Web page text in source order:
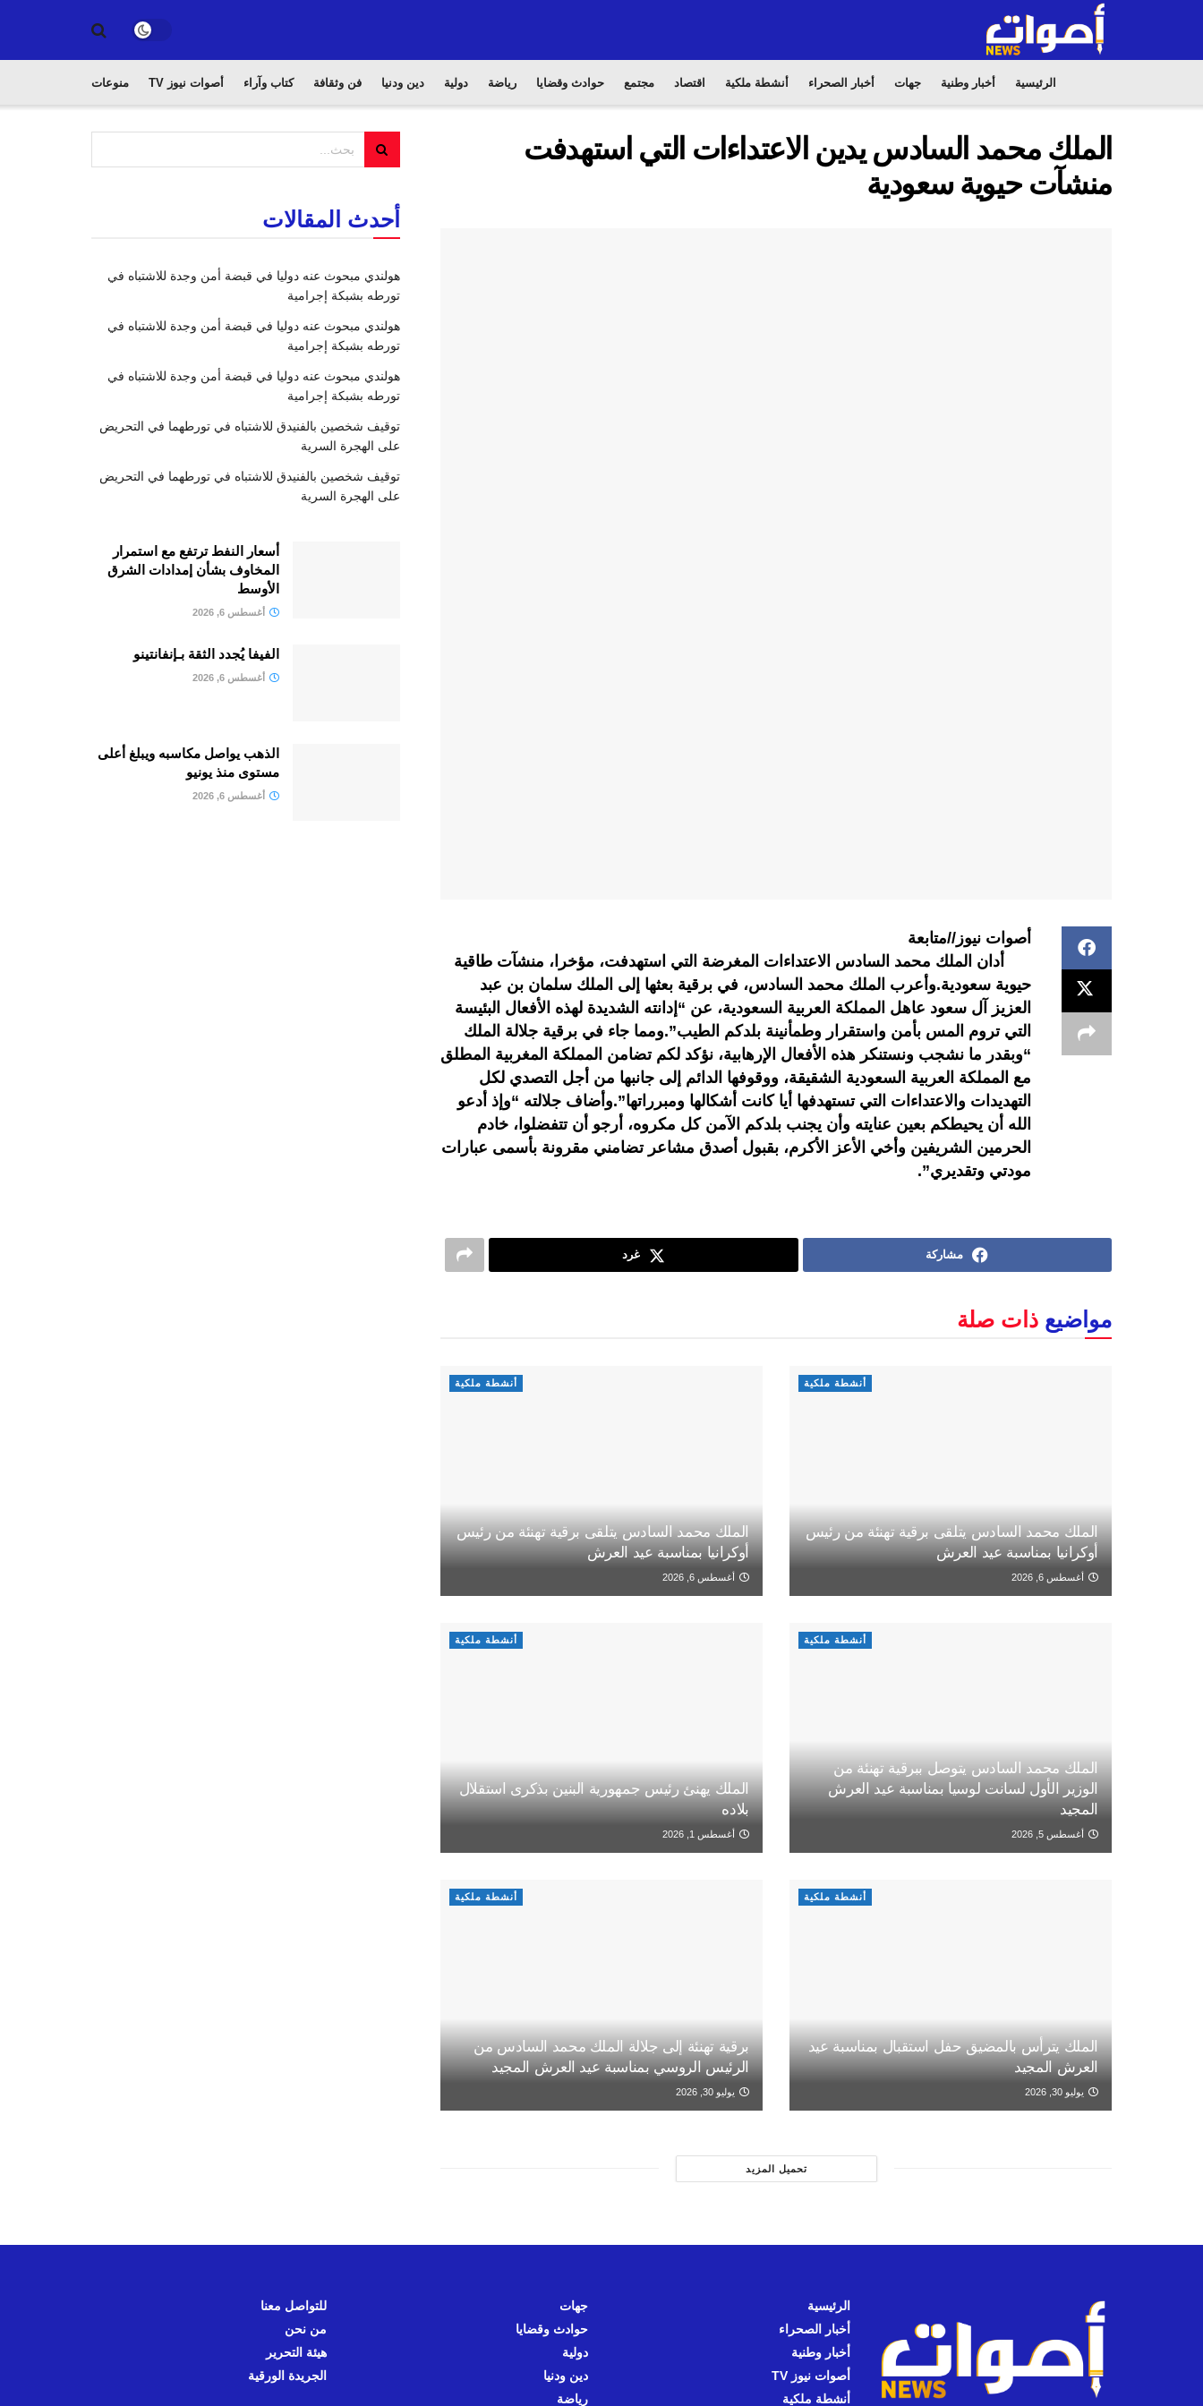
الرئيسية أخبار وطنية جهات أخبار الصحراء أنشطة ملكية اقتصاد مجتمع حوادث وقضايا رياضة دولية دين ودنيا فن وثقافة كتاب وآراء أصوات نيوز TV منوعات
الملك محمد السادس يدين الاعتداءات التي استهدفت
منشآت حيوية سعودية
أصوات نيوز//متابعة
أدان الملك محمد السادس الاعتداءات المغرضة التي استهدفت، مؤخرا، منشآت طاقية
حيوية سعودية.وأعرب الملك محمد السادس، في برقية بعثها إلى الملك سلمان بن عبد
العزيز آل سعود عاهل المملكة العربية السعودية، عن “إدانته الشديدة لهذه الأفعال البئيسة
التي تروم المس بأمن واستقرار وطمأنينة بلدكم الطيب”.ومما جاء في برقية جلالة الملك
“وبقدر ما نشجب ونستنكر هذه الأفعال الإرهابية، نؤكد لكم تضامن المملكة المغربية المطلق
مع المملكة العربية السعودية الشقيقة، ووقوفها الدائم إلى جانبها من أجل التصدي لكل
التهديدات والاعتداءات التي تستهدفها أيا كانت أشكالها ومبرراتها”.وأضاف جلالته “وإذ أدعو
الله أن يحيطكم بعين عنايته وأن يجنب بلدكم الآمن كل مكروه، أرجو أن تتفضلوا، خادم
الحرمين الشريفين وأخي الأعز الأكرم، بقبول أصدق مشاعر تضامني مقرونة بأسمى عبارات
مودتي وتقديري”.
مشاركة غرد
مواضيع ذات صلة
أنشطة ملكية
الملك محمد السادس يتلقى برقية تهنئة من رئيس
أوكرانيا بمناسبة عيد العرش
أغسطس 6, 2026
أنشطة ملكية
الملك محمد السادس يتلقى برقية تهنئة من رئيس
أوكرانيا بمناسبة عيد العرش
أغسطس 6, 2026
أنشطة ملكية
الملك محمد السادس يتوصل ببرقية تهنئة من
الوزير الأول لسانت لوسيا بمناسبة عيد العرش
المجيد
أغسطس 5, 2026
أنشطة ملكية
الملك يهنئ رئيس جمهورية البنين بذكرى استقلال
بلاده
أغسطس 1, 2026
أنشطة ملكية
الملك يترأس بالمضيق حفل استقبال بمناسبة عيد
العرش المجيد
يوليو 30, 2026
أنشطة ملكية
برقية تهنئة إلى جلالة الملك محمد السادس من
الرئيس الروسي بمناسبة عيد العرش المجيد
يوليو 30, 2026
تحميل المزيد
أحدث المقالات
هولندي مبحوث عنه دوليا في قبضة أمن وجدة للاشتباه في
تورطه بشبكة إجرامية
هولندي مبحوث عنه دوليا في قبضة أمن وجدة للاشتباه في
تورطه بشبكة إجرامية
هولندي مبحوث عنه دوليا في قبضة أمن وجدة للاشتباه في
تورطه بشبكة إجرامية
توقيف شخصين بالفنيدق للاشتباه في تورطهما في التحريض
على الهجرة السرية
توقيف شخصين بالفنيدق للاشتباه في تورطهما في التحريض
على الهجرة السرية
أسعار النفط ترتفع مع استمرار
المخاوف بشأن إمدادات الشرق
الأوسط
أغسطس 6, 2026
الفيفا يُجدد الثقة بـإنفانتينو
أغسطس 6, 2026
الذهب يواصل مكاسبه ويبلغ أعلى
مستوى منذ يونيو
أغسطس 6, 2026
الرئيسية
أخبار الصحراء
أخبار وطنية
أصوات نيوز TV
أنشطة ملكية
جهات
حوادث وقضايا
دولية
دين ودنيا
رياضة
للتواصل معنا
من نحن
هيئة التحرير
الجريدة الورقية